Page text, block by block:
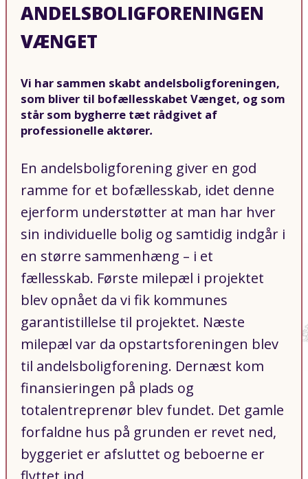
ANDELSBOLIGFORENINGEN
VÆNGET
Vi har sammen skabt andelsboligforeningen,
som bliver til bofællesskabet Vænget, og som
står som bygherre tæt rådgivet af
professionelle aktører.
En andelsboligforening giver en god
ramme for et bofællesskab, idet denne
ejerform understøtter at man har hver
sin individuelle bolig og samtidig indgår i
en større sammenhæng – i et
fællesskab. Første milepæl i projektet
blev opnået da vi fik kommunes
garantistillelse til projektet. Næste
milepæl var da opstartsforeningen blev
til andelsboligforening. Dernæst kom
finansieringen på plads og
totalentreprenør blev fundet. Det gamle
forfaldne hus på grunden er revet ned,
byggeriet er afsluttet og beboerne er